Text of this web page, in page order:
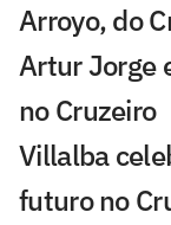
Arroyo, do
Artur Jorge
no Cruzeiro
Villalba
futuro no